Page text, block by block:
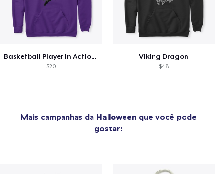
Basketball Player in Action Sports
$20
Viking Dragon
$48
Mais campanhas da Halloween que você pode
gostar: